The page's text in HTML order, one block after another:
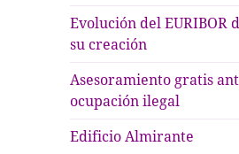
Evolución del EURIBOR
su creación
Asesoramiento gratis
ocupación ilegal
Edificio Almirante